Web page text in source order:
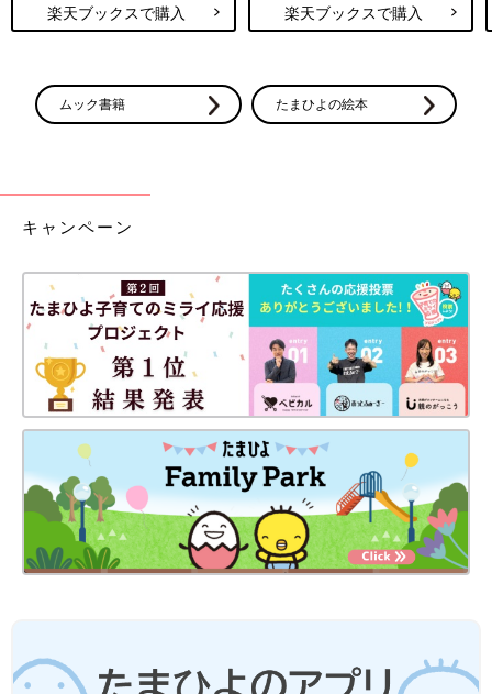
楽天ブックスで購入 楽天ブックスで購入
ムック書籍 たまひよの絵本
キャンペーン